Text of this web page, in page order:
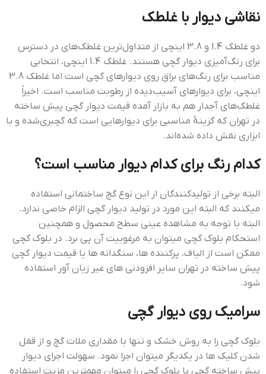
نقاشی دیوار با غلطک
دو غلطک 1.4 و 3.8 اینچی از متداول‌ترین غلطک‌های در دسترس
برای رنگ‌آمیزی دیوار گچی هستند. غلطک 1.4 اینچی، انتخابی
مناسب برای رنگ‌های براق روی دیوارهای گچی است اما غلطک 3.8
اینچی، برای دیوارهای آسیب‌دیده از رطوبت مناسب است. اخیراً
غلطک‌های آجدار هم به بازار آمده قيمت ديوار گچي پيش ساخته
در تهران که گزینۀ مناسبی برای دیوارهایی است که گچبری‌شده و با
ابزاری نقش داده شده‌اند.
کدام رنگ برای کدام دیوار مناسب است؟
البته برخی از تولیدکنندگان از این نوع گچ ساختمانی استفاده
میکنند که البته این مورد در تولید دیوار گچی الزام خاصی ندارد.
البته با توجه به مشاهده عینی سطح محصول و همچنین
استحکام بلوک گچی میتوان به مرغوبیت آن پی برد. در بلوک گچی
ممکن است از الیاف، پرکننده ها، سنگدانه ها یا قيمت ديوار گچي
پيش ساخته در تهران سایر افزودنی های غیر زیان آور استفاده
شود.
سراميک روي ديوار گچي
بلوک گچی را به روش خشک و تنها با مقداری ملات گچ و از قفل
شدن کلیک ها در یکدیگر میتوان اجرا نمود. سهولت اجرای دیوار
پیش ساخته گچی با بلوک گچی را میتوان مهمترین مزیت استفاده